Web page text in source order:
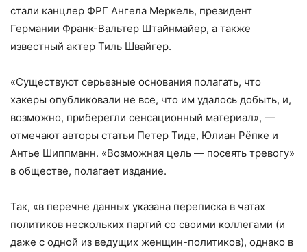
стали канцлер ФРГ Ангела Меркель, президент
Германии Франк-Вальтер Штайнмайер, а также
известный актер Тиль Швайгер.
«Существуют серьезные основания полагать, что
хакеры опубликовали не все, что им удалось добыть, и,
возможно, приберегли сенсационный материал», —
отмечают авторы статьи Петер Тиде, Юлиан Рёпке и
Антье Шиппманн. «Возможная цель — посеять тревогу»
в обществе, полагает издание.
Так, «в перечне данных указана переписка в чатах
политиков нескольких партий со своими коллегами (и
даже с одной из ведущих женщин-политиков), однако в